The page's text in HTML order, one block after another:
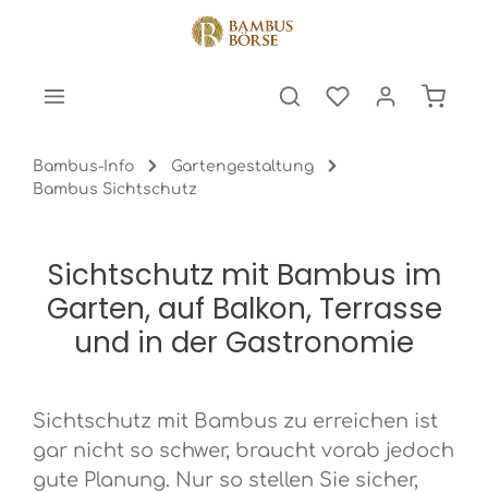
Bambus-Info
Gartengestaltung
Bambus Sichtschutz
Sichtschutz mit Bambus im
Garten, auf Balkon, Terrasse
und in der Gastronomie
Sichtschutz mit Bambus zu erreichen ist
gar nicht so schwer, braucht vorab jedoch
gute Planung. Nur so stellen Sie sicher,